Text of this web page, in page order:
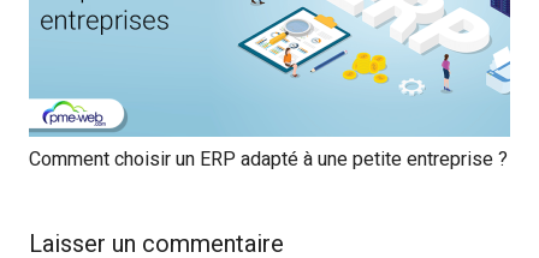
Comment choisir un ERP adapté à une petite entreprise ?
Laisser un commentaire